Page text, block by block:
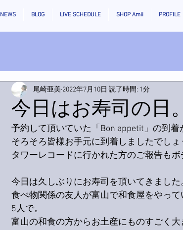
NEWS BLOG LIVE SCHEDULE SHOP Amii PROFILE
今日はお寿司の日。
尾崎亜美 2022年7月10日 読了時間: 1分
予約して頂いていた「Bon appetit」の到
そろそろ皆様お手元に到着しましたでし
タワーレコードに行かれた方のご報告も
今日は久しぶりにお寿司を頂いてきました
食べ物関係の友人が富山で和食屋をやっ
5人で。
富山の和食の方からお土産にものすごく